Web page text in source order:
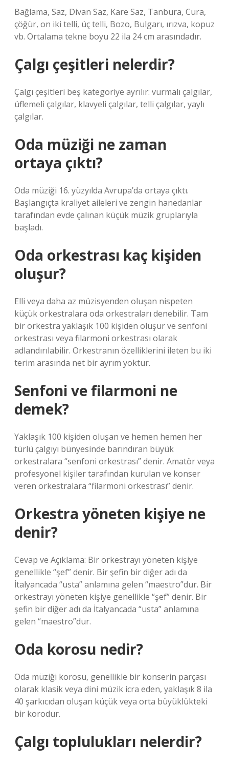
Bağlama, Saz, Divan Saz, Kare Saz, Tanbura, Cura,
çöğür, on iki telli, üç telli, Bozo, Bulgarı, ırızva, kopuz
vb. Ortalama tekne boyu 22 ila 24 cm arasındadır.
Çalgı çeşitleri nelerdir?
Çalgı çeşitleri beş kategoriye ayrılır: vurmalı çalgılar,
üflemeli çalgılar, klavyeli çalgılar, telli çalgılar, yaylı
çalgılar.
Oda müziği ne zaman
ortaya çıktı?
Oda müziği 16. yüzyılda Avrupa’da ortaya çıktı.
Başlangıçta kraliyet aileleri ve zengin hanedanlar
tarafından evde çalınan küçük müzik gruplarıyla
başladı.
Oda orkestrası kaç kişiden
oluşur?
Elli veya daha az müzisyenden oluşan nispeten
küçük orkestralara oda orkestraları denebilir. Tam
bir orkestra yaklaşık 100 kişiden oluşur ve senfoni
orkestrası veya filarmoni orkestrası olarak
adlandırılabilir. Orkestranın özelliklerini ileten bu iki
terim arasında net bir ayrım yoktur.
Senfoni ve filarmoni ne
demek?
Yaklaşık 100 kişiden oluşan ve hemen hemen her
türlü çalgıyı bünyesinde barındıran büyük
orkestralara “senfoni orkestrası” denir. Amatör veya
profesyonel kişiler tarafından kurulan ve konser
veren orkestralara “filarmoni orkestrası” denir.
Orkestra yöneten kişiye ne
denir?
Cevap ve Açıklama: Bir orkestrayı yöneten kişiye
genellikle “şef” denir. Bir şefin bir diğer adı da
İtalyancada “usta” anlamına gelen “maestro”dur. Bir
orkestrayı yöneten kişiye genellikle “şef” denir. Bir
şefin bir diğer adı da İtalyancada “usta” anlamına
gelen “maestro”dur.
Oda korosu nedir?
Oda müziği korosu, genellikle bir konserin parçası
olarak klasik veya dini müzik icra eden, yaklaşık 8 ila
40 şarkıcıdan oluşan küçük veya orta büyüklükteki
bir korodur.
Çalgı toplulukları nelerdir?